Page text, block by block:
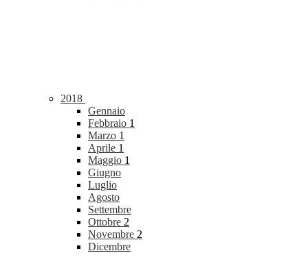
2018
Gennaio
Febbraio 1
Marzo 1
Aprile 1
Maggio 1
Giugno
Luglio
Agosto
Settembre
Ottobre 2
Novembre 2
Dicembre